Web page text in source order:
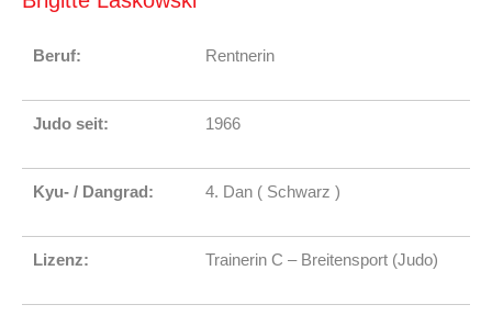
Beruf: Rentnerin
Judo seit: 1966
Kyu- / Dangrad: 4. Dan ( Schwarz )
Lizenz: Trainerin C – Breitensport (Judo)